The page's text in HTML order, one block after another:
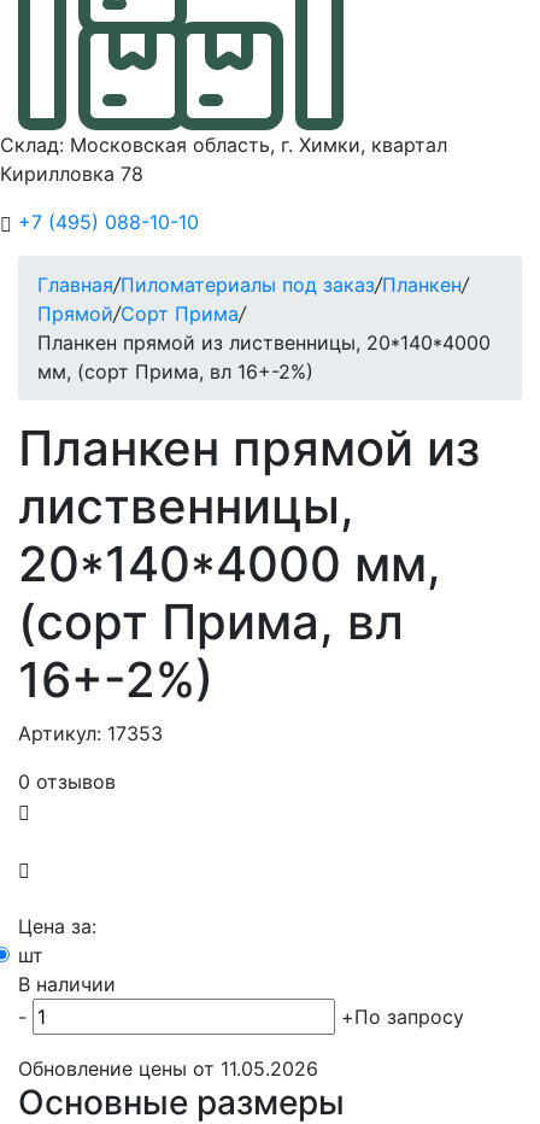
Склад: Московская область, г. Химки, квартал
Кирилловка 78
+7 (495) 088-10-10
Главная/Пиломатериалы под заказ/Планкен/
Прямой/Сорт Прима/
Планкен прямой из лиственницы, 20*140*4000
мм, (сорт Прима, вл 16+-2%)
Планкен прямой из
лиственницы,
20*140*4000 мм,
(сорт Прима, вл
16+-2%)
Артикул: 17353
0 отзывов
Цена за:
шт
В наличии
-
+По запросу
Обновление цены от 11.05.2026
Основные размеры